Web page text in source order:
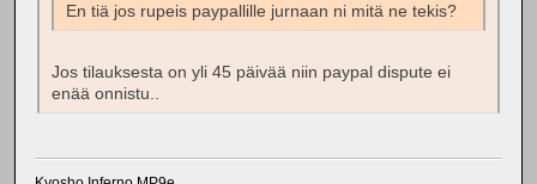
En tiä jos rupeis paypallille jurnaan ni mitä ne tekis?
Jos tilauksesta on yli 45 päivää niin paypal dispute ei
enää onnistu..